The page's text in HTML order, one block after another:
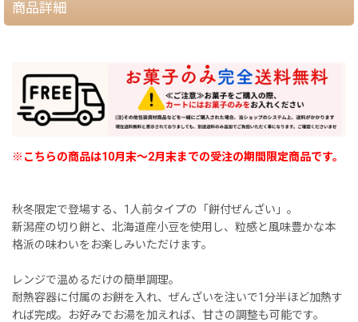
商品詳細
※こちらの商品は10月末〜2月末までの受注の期間限定商品です。
秋冬限定で登場する、1人前タイプの「餅付ぜんざい」。
新潟産の切り餅と、北海道産小豆を使用し、粒感と風味豊かな本
格派の味わいをお楽しみいただけます。
レンジで温めるだけの簡単調理。
耐熱容器に付属のお餅を入れ、ぜんざいを注いで1分半ほど加熱す
れば完成。お好みでお湯を加えれば、甘さの調整も可能です。